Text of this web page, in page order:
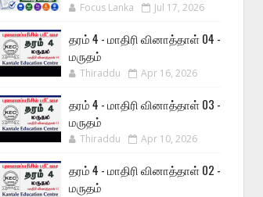
Focus Lanka Jul 17, 2026
தரம் 4 - மாதிரி வினாத்தாள் 04 -
மருதம்
Thiraddu Apr 16, 2026
தரம் 4 - மாதிரி வினாத்தாள் 03 -
மருதம்
Thiraddu Apr 10, 2026
தரம் 4 - மாதிரி வினாத்தாள் 02 -
மருதம்